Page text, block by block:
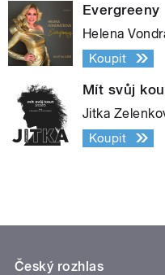
Evergreeny
Helena
Koupit
Mít svůj
Jitka
Koupit
Český rozhlas